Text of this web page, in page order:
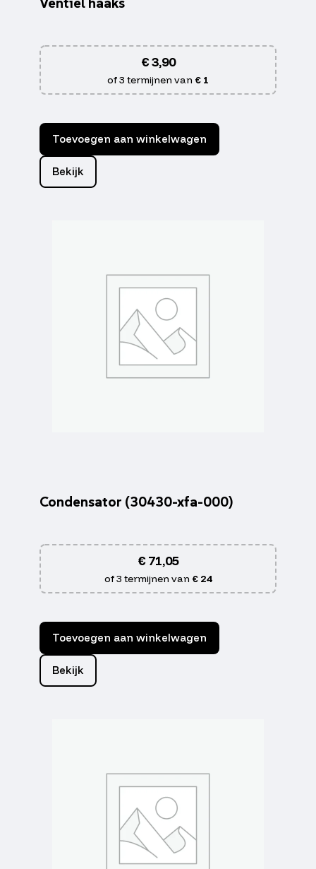
€3,90
of 3 termijnen van € 1
Toevoegen aan winkelwagen
Bekijk
Condensator (30430-xfa-000)
€71,05
of 3 termijnen van € 24
Toevoegen aan winkelwagen
Bekijk